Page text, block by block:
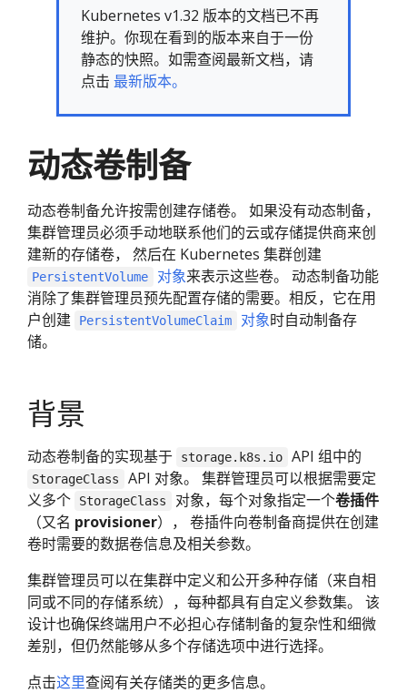
Kubernetes v1.32 版本的文档已不再
维护。你现在看到的版本来自于一份
静态的快照。如需查阅最新文档，请
点击 最新版本。
动态卷制备
动态卷制备允许按需创建存储卷。 如果没有动态制备，
集群管理员必须手动地联系他们的云或存储提供商来创
建新的存储卷， 然后在 Kubernetes 集群创建
PersistentVolume 对象来表示这些卷。 动态制备功能
消除了集群管理员预先配置存储的需要。相反，它在用
户创建
PersistentVolumeClaim 对象时自动制备存
储。
背景
动态卷制备的实现基于 storage.k8s.io API 组中的
StorageClass
API 对象。 集群管理员可以根据需要定
义多个
StorageClass 对象，每个对象指定一个卷插件
（又名 provisioner）， 卷插件向卷制备商提供在创建
卷时需要的数据卷信息及相关参数。
集群管理员可以在集群中定义和公开多种存储（来自相
同或不同的存储系统），每种都具有自定义参数集。 该
设计也确保终端用户不必担心存储制备的复杂性和细微
差别，但仍然能够从多个存储选项中进行选择。
点击这里查阅有关存储类的更多信息。